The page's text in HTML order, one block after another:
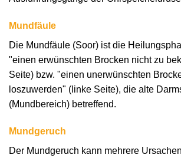
Mundfäule
Die Mundfäule (Soor) ist die
"einen erwünschten Brocken nicht zu
Seite) bzw. "einen unerwünschten
loszuwerden" (linke Seite), die alte
(Mundbereich) betreffend.
Mundgeruch
Der Mundgeruch kann mehrere